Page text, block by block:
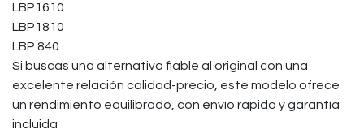
LBP1610
LBP1810
LBP 840
Si buscas una alternativa fiable al original con una
excelente relación calidad-precio, este modelo ofrece
un rendimiento equilibrado, con envío rápido y garantía
incluida